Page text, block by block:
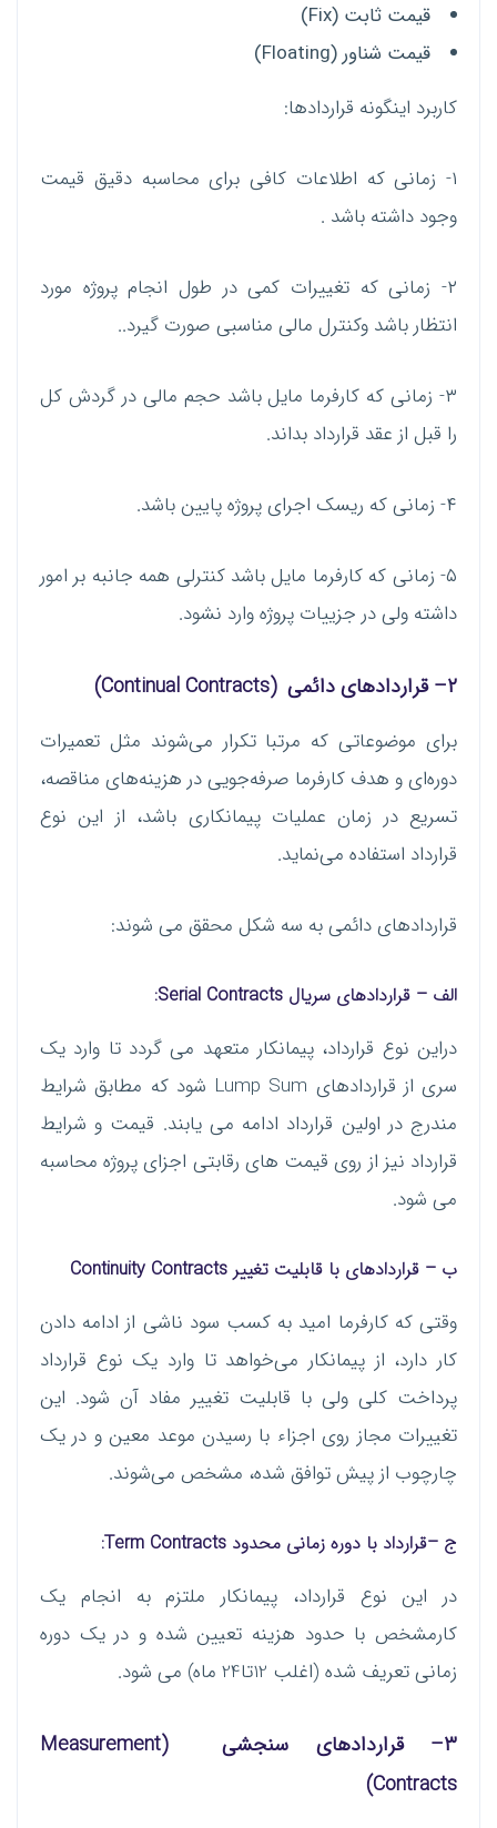
قیمت ثابت (Fix)
قیمت شناور (Floating)
کاربرد اینگونه قراردادها:
۱- زمانی که اطلاعات کافی برای محاسبه دقیق قیمت
وجود داشته باشد .
۲- زمانی که تغییرات کمی در طول انجام پروژه مورد
انتظار باشد وکنترل مالی مناسبی صورت گیرد..
۳- زمانی که کارفرما مایل باشد حجم مالی در گردش کل
را قبل از عقد قرارداد بداند.
۴- زمانی که ریسک اجرای پروژه پایین باشد.
۵- زمانی که کارفرما مایل باشد کنترلی همه جانبه بر امور
داشته ولی در جزییات پروژه وارد نشود.
۲–قراردادهای دائمی (Continual Contracts)
برای‌ موضوعاتی که مرتبا تکرار می‌شوند مثل تعمیرات
دوره‌ای و هدف کارفرما صرفه‌جویی در هزینه‌های مناقصه،
تسریع در زمان عملیات پیمانکاری باشد، از این نوع
قرارداد استفاده می‌نماید.
قراردادهای دائمی به سه شکل محقق می شوند:
الف – قراردادهای سریال
دراین نوع قرارداد، پیمانکار متعهد می گردد تا وارد یک
سری از قراردادهای Lump Sum شود که مطابق شرایط
مندرج در اولین قرارداد ادامه می یابند. قیمت و شرایط
قرارداد نیز از روی قیمت های رقابتی اجزای پروژه محاسبه
می شود.
ب – قراردادهای با قابلیت تغییر
وقتی که کارفرما امید به کسب سود ناشی از ادامه دادن
کار دارد، از پیمانکار می‌خواهد تا وارد یک نوع قرارداد
پرداخت کلی ولی با قابلیت تغییر مفاد آن شود. این
تغییرات مجاز روی اجزاء با رسیدن موعد معین و در یک
چارچوب از پیش توافق شده، مشخص می‌شوند.
ج –قرارداد با دوره زمانی محدود
در این نوع قرارداد، پیمانکار ملتزم به انجام یک
کارمشخص با حدود هزینه تعیین شده و در یک دوره
زمانی تعریف شده (اغلب 12تا24 ماه) می شود.
۳–قراردادهای سنجشی
(Measurement
Contracts)